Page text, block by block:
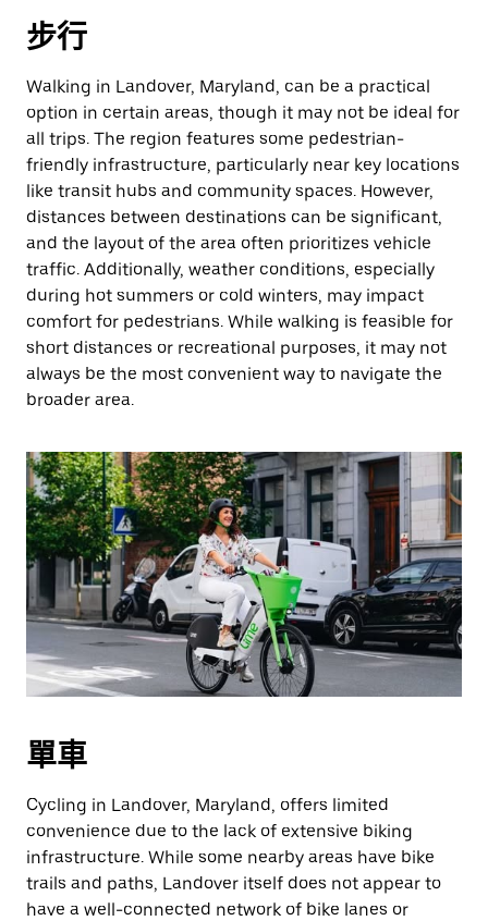
Esc
鈕
即
可
關
閉
日
曆。
步行
Walking in Landover, Maryland, can be a practical
option in certain areas, though it may not be ideal for
all trips. The region features some pedestrian-
friendly infrastructure, particularly near key locations
like transit hubs and community spaces. However,
distances between destinations can be significant,
and the layout of the area often prioritizes vehicle
traffic. Additionally, weather conditions, especially
during hot summers or cold winters, may impact
comfort for pedestrians. While walking is feasible for
short distances or recreational purposes, it may not
always be the most convenient way to navigate the
broader area.
單車
Cycling in Landover, Maryland, offers limited
convenience due to the lack of extensive biking
infrastructure. While some nearby areas have bike
trails and paths, Landover itself does not appear to
have a well-connected network of bike lanes or